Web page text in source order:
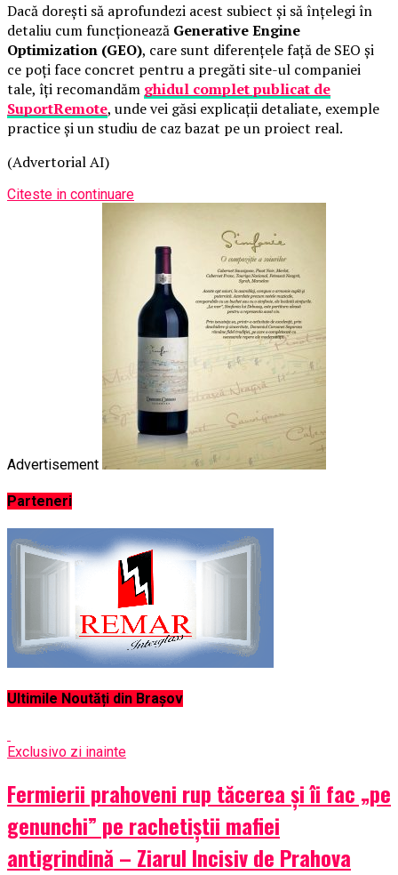
Dacă dorești să aprofundezi acest subiect și să înțelegi în
detaliu cum funcționează Generative Engine
Optimization (GEO), care sunt diferențele față de SEO și
ce poți face concret pentru a pregăti site-ul companiei
tale, îți recomandăm ghidul complet publicat de
SuportRemote, unde vei găsi explicații detaliate, exemple
practice și un studiu de caz bazat pe un proiect real.
(Advertorial AI)
Citeste in continuare
Advertisement
Parteneri
Ultimile Noutăți din Brașov
Exclusivo zi inainte
Fermierii prahoveni rup tăcerea și îi fac „pe
genunchi” pe rachetiștii mafiei
antigrindină – Ziarul Incisiv de Prahova